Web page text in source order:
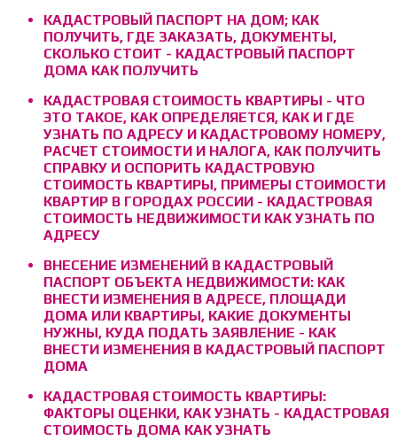
КАДАСТРОВЫЙ ПАСПОРТ НА ДОМ; КАК
ПОЛУЧИТЬ, ГДЕ ЗАКАЗАТЬ, ДОКУМЕНТЫ,
СКОЛЬКО СТОИТ - КАДАСТРОВЫЙ ПАСПОРТ
ДОМА КАК ПОЛУЧИТЬ
КАДАСТРОВАЯ СТОИМОСТЬ КВАРТИРЫ - ЧТО
ЭТО ТАКОЕ, КАК ОПРЕДЕЛЯЕТСЯ, КАК И ГДЕ
УЗНАТЬ ПО АДРЕСУ И КАДАСТРОВОМУ НОМЕРУ,
РАСЧЕТ СТОИМОСТИ И НАЛОГА, КАК ПОЛУЧИТЬ
СПРАВКУ И ОСПОРИТЬ КАДАСТРОВУЮ
СТОИМОСТЬ КВАРТИРЫ, ПРИМЕРЫ СТОИМОСТИ
КВАРТИР В ГОРОДАХ РОССИИ - КАДАСТРОВАЯ
СТОИМОСТЬ НЕДВИЖИМОСТИ КАК УЗНАТЬ ПО
АДРЕСУ
ВНЕСЕНИЕ ИЗМЕНЕНИЙ В КАДАСТРОВЫЙ
ПАСПОРТ ОБЪЕКТА НЕДВИЖИМОСТИ: КАК
ВНЕСТИ ИЗМЕНЕНИЯ В АДРЕСЕ, ПЛОЩАДИ
ДОМА ИЛИ КВАРТИРЫ, КАКИЕ ДОКУМЕНТЫ
НУЖНЫ, КУДА ПОДАТЬ ЗАЯВЛЕНИЕ - КАК
ВНЕСТИ ИЗМЕНЕНИЯ В КАДАСТРОВЫЙ ПАСПОРТ
ДОМА
КАДАСТРОВАЯ СТОИМОСТЬ КВАРТИРЫ:
ФАКТОРЫ ОЦЕНКИ, КАК УЗНАТЬ - КАДАСТРОВАЯ
СТОИМОСТЬ ДОМА КАК УЗНАТЬ